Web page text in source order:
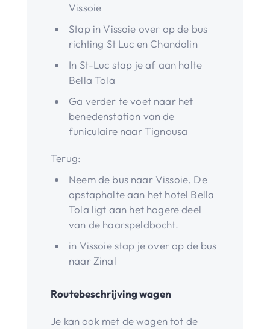
Vissoie
Stap in Vissoie over op de bus
richting St Luc en Chandolin
In St-Luc stap je af aan halte
Bella Tola
Ga verder te voet naar het
benedenstation van de
funiculaire naar Tignousa
Terug:
Neem de bus naar Vissoie. De
opstaphalte aan het hotel Bella
Tola ligt aan het hogere deel
van de haarspeldbocht.
in Vissoie stap je over op de bus
naar Zinal
Routebeschrijving wagen
Je kan ook met de wagen tot de